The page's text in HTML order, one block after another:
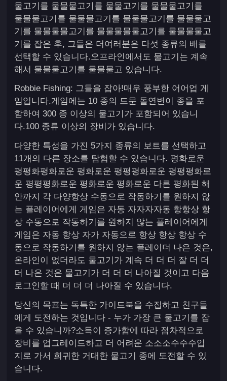
물고기를 물물물고기를 물물고기를 물물물고기를
물물물고기를 물물물고기를 물물물고기를 물물물고
기를 물물물물고기를 물물물물물고기를 물물물물고
기를 잡은 후, 그들은 더여러분은 다섯 종류의 배를
선택할 수 있습니다.오프라인에서도 물고기는 계속
해서 물물물고기를 물물물고 있습니다.
Robbie Fishing: 그들을 잡아!매우 풍부한 어어업 게
임입니다.게임에는 10 종의 드문 돌연변이 종을 포
함하여 300 종 이상의 물고기가 포함되어 있습니
다.100 종류 이상의 장비가 있습니다.
다양한 특성을 가진 5가지 종류의 보트를 선택하고
11개의 다른 장소를 탐험할 수 있습니다. 평화로운
평평화평화로운 평화로운 평평평화로운 평평평화로
운 평평평화로운 평화로운 평화로운 다른 평화된 해
안까지 각 다양항상 수동으로 작동하기를 원하지 않
는 플레이어에게 게임은 자동 자자자자동 항항상 항
상 수동으로 작동하기를 원하지 않는 플레이어에게
게임은 자동 항상 자가 자동으로 항상 항상 항상 수
동으로 작동하기를 원하지 않는 플레이더 나은 것은,
온라인이 없더라도 물고기가 계속 더 더 더 잘 더 더
더 나은 것은 물고기가 더 더 더 나아질 것이고 다음
로그인할 때 더 더 더 나아질 수 있습니다.
당신의 목표는 독특한 가이드북을 수집하고 친구들
에게 도전하는 것입니다 - 누가 가장 큰 물고기를 잡
을 수 있습니까?소득이 증가함에 따라 점차적으로
장비를 업그레이드하고 더 어려운 소소소수수수입
지로 가서 희귀한 거대한 물고기 종에 도전할 수 있
습니다.